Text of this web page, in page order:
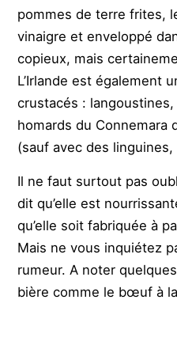
pommes de terre frites,
vinaigre et enveloppé
copieux, mais
L’Irlande est également
crustacés :
homards du Connemara
(sauf avec des
Il ne faut surtout pas
dit qu’elle est
qu’elle soit fabriquée à
Mais ne vous inquiétez
rumeur. A noter
bière comme le bœuf à